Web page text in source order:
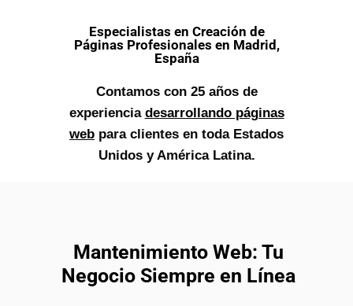
Especialistas en Creación de
Páginas Profesionales en Madrid,
España
Contamos con 25 años de
experiencia desarrollando páginas
web para clientes en toda Estados
Unidos y América Latina.
Mantenimiento Web: Tu
Negocio Siempre en Línea